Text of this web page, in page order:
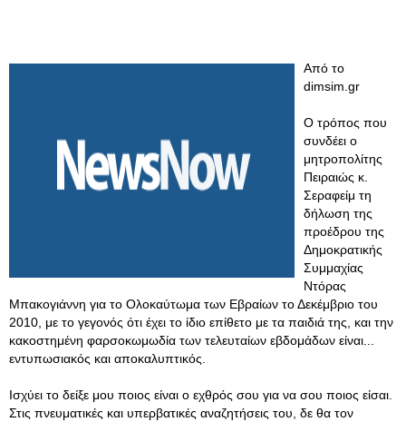
Από το
dimsim.gr
Ο τρόπος που
συνδέει ο
μητροπολίτης
Πειραιώς κ.
Σεραφείμ τη
δήλωση της
προέδρου της
Δημοκρατικής
Συμμαχίας
Ντόρας
Μπακογιάννη για το Ολοκαύτωμα των Εβραίων το Δεκέμβριο του
2010, με το γεγονός ότι έχει το ίδιο επίθετο με τα παιδιά της, και την
κακοστημένη φαρσοκωμωδία των τελευταίων εβδομάδων είναι...
εντυπωσιακός και αποκαλυπτικός.
Ισχύει το δείξε μου ποιος είναι ο εχθρός σου για να σου ποιος είσαι.
Στις πνευματικές και υπερβατικές αναζητήσεις του, δε θα τον